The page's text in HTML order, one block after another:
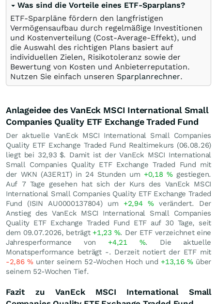
Was sind die Vorteile eines ETF-Sparplans?
ETF-Sparpläne fördern den langfristigen
Vermögensaufbau durch regelmäßige Investitionen
und Kostenverteilung (Cost-Average-Effekt), und
die Auswahl des richtigen Plans basiert auf
individuellen Zielen, Risikotoleranz sowie der
Bewertung von Kosten und Anbieterreputation.
Nutzen Sie einfach unseren Sparplanrechner.
Anlageidee des VanEck MSCI International Small
Companies Quality ETF Exchange Traded Fund
Der aktuelle VanEck MSCI International Small Companies
Quality ETF Exchange Traded Fund Realtimekurs (06.08.26)
liegt bei 32,93 $. Damit ist der VanEck MSCI International
Small Companies Quality ETF Exchange Traded Fund mit
der WKN (A3ER1T) in 24 Stunden um +0,18 %gestiegen.
Auf 7 Tage gesehen hat sich der Kurs des VanEck MSCI
International Small Companies Quality ETF Exchange Traded
Fund (ISIN AU0000137804) um +2,94%verändert. Der
Anstieg des VanEck MSCI International Small Companies
Quality ETF Exchange Traded Fund ETF auf 30 Tage, seit
dem 09.07.2026, beträgt +1,23 %. Der ETF verzeichnet eine
Jahresperformance von +4,21 %. Die aktuelle
Monatsperformance beträgt -. Derzeit notiert der ETF mit
-2,86%unter seinem 52-Wochen Hoch und +13,16 %über
seinem 52-Wochen Tief.
Fazit zu VanEck MSCI International Small